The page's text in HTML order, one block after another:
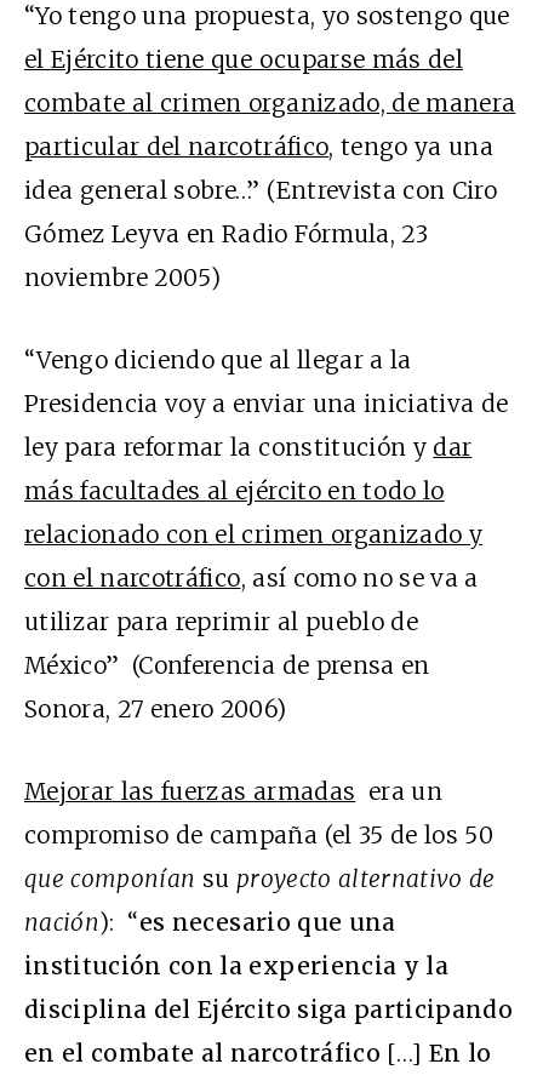
“Yo tengo una propuesta, yo sostengo que
el Ejército tiene que ocuparse más del
combate al crimen organizado, de manera
particular del narcotráfico, tengo ya una
idea general sobre…” (Entrevista con Ciro
Gómez Leyva en Radio Fórmula, 23
noviembre 2005)
“Vengo diciendo que al llegar a la
Presidencia voy a enviar una iniciativa de
ley para reformar la constitución y dar
más facultades al ejército en todo lo
relacionado con el crimen organizado y
con el narcotráfico, así como no se va a
utilizar para reprimir al pueblo de
México” (Conferencia de prensa en
Sonora, 27 enero 2006)
Mejorar las fuerzas armadas era un
compromiso de campaña (el 35 de los 50
que componían su proyecto alternativo de
nación): “es necesario que una
institución con la experiencia y la
disciplina del Ejército siga participando
en el combate al narcotráfico […] En lo